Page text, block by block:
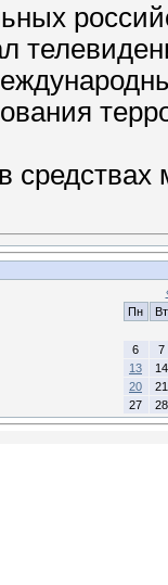
Пн
Вт
6
7
13
14
20
21
27
28